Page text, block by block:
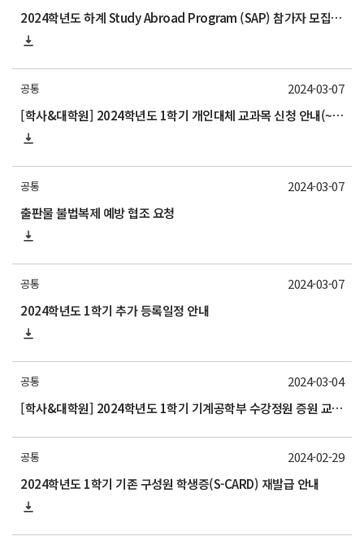
2024학년도 하계 Study Abroad Program (SAP) 참가자 모집 안내
공통
[학사&대학원] 2024학년도 1학기 개인대체 교과목 신청 안내(~3/21)
2024-03-07
공통
출판물 불법복제 예방 협조 요청
2024-03-07
공통
2024학년도 1학기 추가 등록일정 안내
2024-03-07
공통
[학사&대학원] 2024학년도 1학기 기계공학부 수강정원 증원 교과목 안내(3/4 updated)
2024-03-04
공통
2024학년도 1학기 기존 구성원 학생증(S-CARD) 재발급 안내
2024-02-29